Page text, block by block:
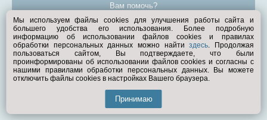
Вам помочь?
© Exist.ru 1998—2026
Мы используем файлы cookies для улучшения работы сайта и
большего удобства его использования. Более подробную
информацию об использовании файлов cookies и правилах
обработки персональных данных можно найтиздесь. Продолжая
пользоваться сайтом, Вы подтверждаете, что были
проинформированы об использовании файлов cookies и согласны с
нашими правилами обработки персональных данных. Вы можете
отключить файлы cookies в настройках Вашего браузера.
Принимаю